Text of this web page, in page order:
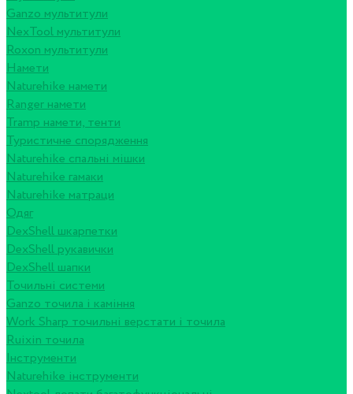
Ganzo мультитули
NexTool мультитули
Roxon мультитули
Намети
Naturehike намети
Ranger намети
Tramp намети, тенти
Туристичне спорядження
Naturehike спальні мішки
Naturehike гамаки
Naturehike матраци
Одяг
DexShell шкарпетки
DexShell рукавички
DexShell шапки
Точильні системи
Ganzo точила і каміння
Work Sharp точильні верстати і точила
Ruixin точила
Інструменти
Naturehike інструменти